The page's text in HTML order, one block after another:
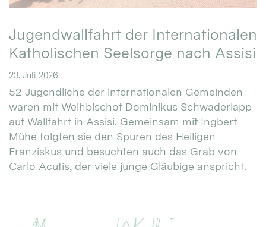
Jugendwallfahrt der Internationalen
Katholischen Seelsorge nach Assisi
23. Juli 2026
52 Jugendliche der internationalen Gemeinden
waren mit Weihbischof Dominikus Schwaderlapp
auf Wallfahrt in Assisi. Gemeinsam mit Ingbert
Mühe folgten sie den Spuren des Heiligen
Franziskus und besuchten auch das Grab von
Carlo Acutis, der viele junge Gläubige anspricht.